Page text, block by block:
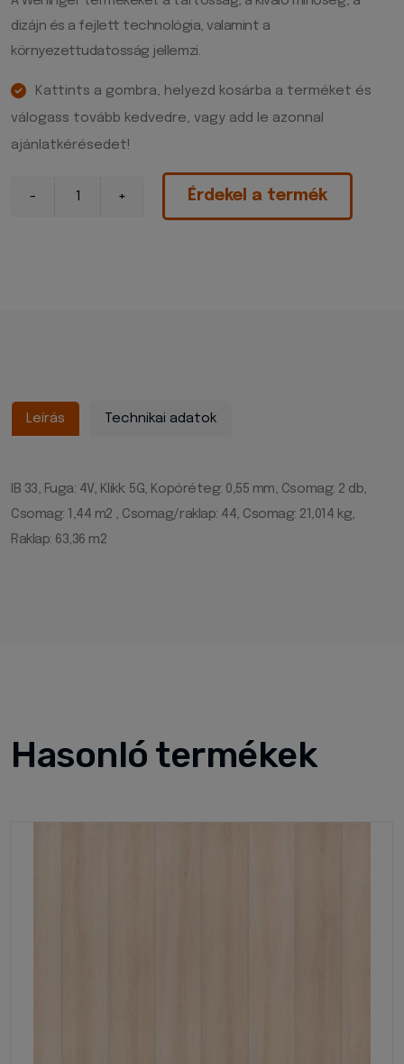
dizájn és a fejlett technológia, valamint a
környezettudatosság jellemzi.
Kattints a gombra, helyezd kosárba a terméket és
válogass tovább kedvedre, vagy add le azonnal
ajánlatkérésedet!
Érdekel a termék
Leírás Technikai adatok
IB 33, Fuga: 4V, Klikk: 5G, Kopóréteg: 0,55 mm, Csomag: 2 db,
Csomag: 1,44 m2 , Csomag/raklap: 44, Csomag: 21,014 kg,
Raklap: 63,36 m2
Hasonló termékek